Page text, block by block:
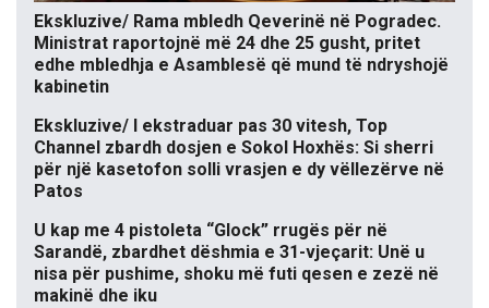
Ekskluzive/ Rama mbledh Qeverinë në Pogradec.
Ministrat raportojnë më 24 dhe 25 gusht, pritet
edhe mbledhja e Asamblesë që mund të ndryshojë
kabinetin
Ekskluzive/ I ekstraduar pas 30 vitesh, Top
Channel zbardh dosjen e Sokol Hoxhës: Si sherri
për një kasetofon solli vrasjen e dy vëllezërve në
Patos
U kap me 4 pistoleta “Glock” rrugës për në
Sarandë, zbardhet dëshmia e 31-vjeçarit: Unë u
nisa për pushime, shoku më futi qesen e zezë në
makinë dhe iku